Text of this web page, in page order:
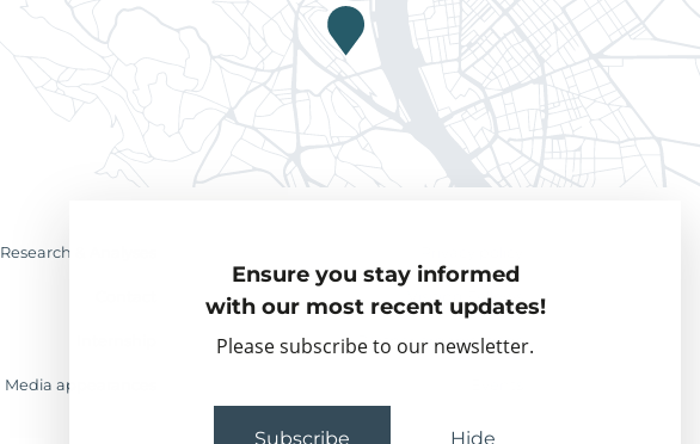
Ensure you stay informed
with our most recent updates!
Please subscribe to our newsletter.
Subscribe Hide
Research & Analyses
Visiting Fellows
Partner organisations
Media appearances